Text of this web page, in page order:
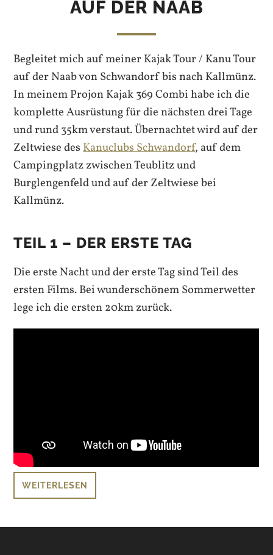
AUF DER NAAB
Begleitet mich auf meiner Kajak Tour / Kanu Tour
auf der Naab von Schwandorf bis nach Kallmünz.
In meinem Projon Kajak 369 Combi habe ich die
komplette Ausrüstung für die nächsten drei Tage
und rund 35km verstaut. Übernachtet wird auf der
Zeltwiese desKanuclubs Schwandorf, auf dem
Campingplatz zwischen Teublitz und
Burglengenfeld und auf der Zeltwiese bei
Kallmünz.
TEIL 1 – DER ERSTE TAG
Die erste Nacht und der erste Tag sind Teil des
ersten Films. Bei wunderschönem Sommerwetter
lege ich die ersten 20km zurück.
WEITERLESEN